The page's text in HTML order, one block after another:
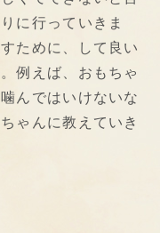
に行っていきま
ために、して良い
例えば、おもちゃ
んではいけないな
ゃんに教えていき